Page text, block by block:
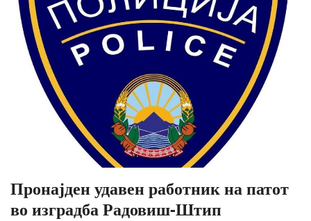
Пронајден удавен работник на патот
во изградба Радовиш-Штип